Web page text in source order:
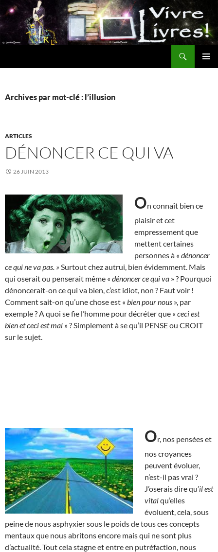
Aller
au
contenu
Archives par mot-clé : l’illusion
ARTICLES
DÉNONCER CE QUI VA
26 JUIN 2013
On connaît bien ce
plaisir et cet
empressement que
mettent certaines
personnes à « dénoncer
ce qui ne va pas. » Surtout chez autrui, bien évidemment. Mais
qui oserait ou penserait même « dénoncer ce qui va » ? Pourquoi
dénoncerait-on ce qui va bien, c’est idiot, non ? Faut voir !
Comment sait-on qu’une chose est « bien pour nous », par
exemple ? A quoi se fie l’homme pour décréter que « ceci est
bien et ceci est mal » ? Simplement à se qu’il PENSE ou CROIT
sur le sujet.
Or, nos pensées et
nos croyances
peuvent évoluer,
n’est-il pas vrai ?
J’oserais dire qu’il est
vitalqu’elles
évoluent, cela, sous
peine de nous asphyxier sous le poids de tous ces concepts
mentaux que nous abritons encore mais qui ne sont plus
d’actualité. Tout cela stagne et entre en putréfaction, nous